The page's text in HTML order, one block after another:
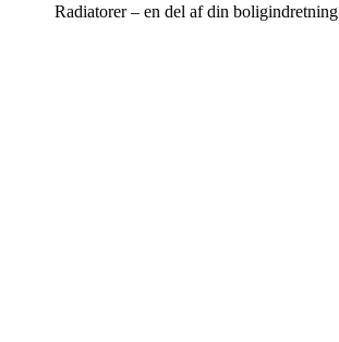
Radiatorer – en del af din boligindretning